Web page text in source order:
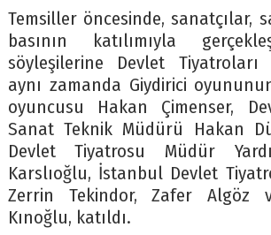
Temsiller öncesinde, sanatçılar,
basının katılımıyla
söyleşilerine Devlet Tiyatroları
aynı zamanda Giydirici
oyuncusu Hakan Çimenser,
Sanat Teknik Müdürü Hakan
Devlet Tiyatrosu Müdür
Karslıoğlu, İstanbul Devlet
Zerrin Tekindor, Zafer Algöz
Kınoğlu, katıldı.